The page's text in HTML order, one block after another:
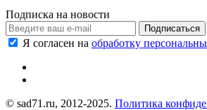
Подписка на новости
Подписаться
Я согласен на обработку
© sad71.ru, 2012-2025. Политика